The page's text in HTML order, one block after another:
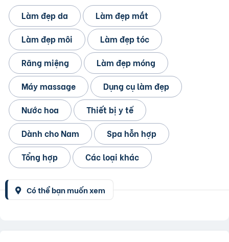
Làm đẹp da
Làm đẹp mắt
Làm đẹp môi
Làm đẹp tóc
Răng miệng
Làm đẹp móng
Máy massage
Dụng cụ làm đẹp
Nước hoa
Thiết bị y tế
Dành cho Nam
Spa hỗn hợp
Tổng hợp
Các loại khác
Có thể bạn muốn xem